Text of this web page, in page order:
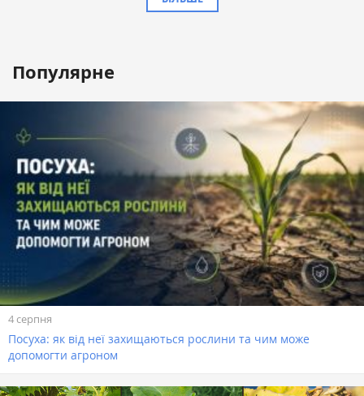
Популярне
4 серпня
Посуха: як від неї захищаються рослини та чим може
допомогти агроном